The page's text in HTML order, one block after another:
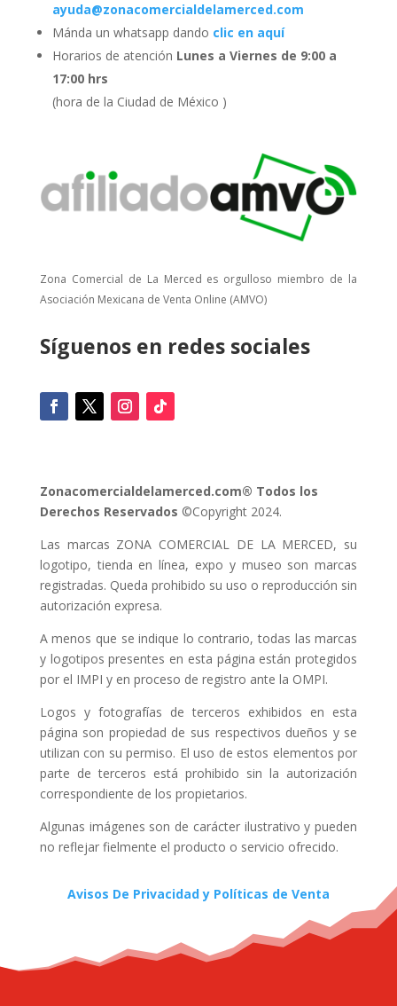
ayuda@zonacomercialdelamerced.com
Mánda un whatsapp dando clic en aquí
Horarios de atención Lunes a Viernes de 9:00 a
17:00 hrs
(hora de la Ciudad de México )
Zona Comercial de La Merced es orgulloso miembro de la
Asociación Mexicana de Venta Online (AMVO)
Síguenos en redes sociales
Zonacomercialdelamerced.com® Todos los
Derechos Reservados ©Copyright 2024.
Las marcas ZONA COMERCIAL DE LA MERCED, su
logotipo, tienda en línea, expo y museo son marcas
registradas. Queda prohibido su uso o reproducción sin
autorización expresa.
A menos que se indique lo contrario, todas las marcas
y logotipos presentes en esta página están protegidos
por el IMPI y en proceso de registro ante la OMPI.
Logos y fotografías de terceros exhibidos en esta
página son propiedad de sus respectivos dueños y se
utilizan con su permiso. El uso de estos elementos por
parte de terceros está prohibido sin la autorización
correspondiente de los propietarios.
Algunas imágenes son de carácter ilustrativo y pueden
no reflejar fielmente el producto o servicio ofrecido.
Avisos De Privacidad y Políticas de Venta